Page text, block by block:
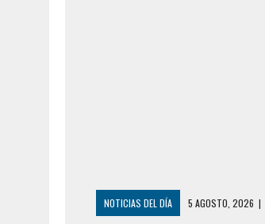
NOTICIAS DEL DÍA 5 AGOSTO, 2026 |